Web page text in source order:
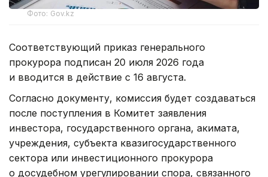
Фото: Gov.kz
Соответствующий приказ генерального
прокурора подписан 20 июля 2026 года
и вводится в действие с 16 августа.
Согласно документу, комиссия будет создаваться
после поступления в Комитет заявления
инвестора, государственного органа, акимата,
учреждения, субъекта квазигосударственного
сектора или инвестиционного прокурора
о досудебном урегулировании спора, связанного